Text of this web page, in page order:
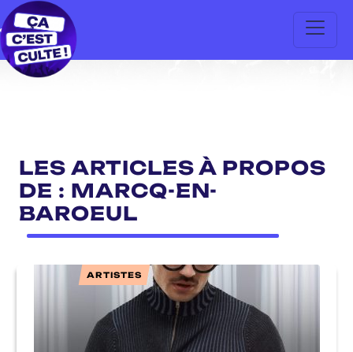
LES ARTICLES À PROPOS
DE : MARCQ-EN-
BAROEUL
ARTISTES